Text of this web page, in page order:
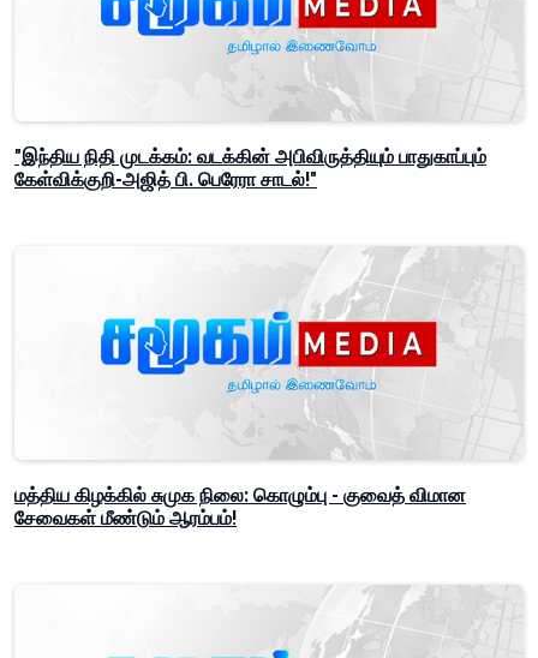
"இந்திய நிதி முடக்கம்: வடக்கின் அபிவிருத்தியும் பாதுகாப்பும்
கேள்விக்குறி-அஜித் பி. பெரேரா சாடல்!"
மத்திய கிழக்கில் சுமுக நிலை: கொழும்பு - குவைத் விமான
சேவைகள் மீண்டும் ஆரம்பம்!